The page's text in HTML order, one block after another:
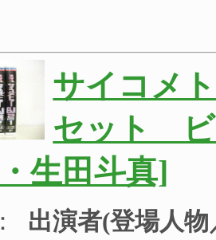
サイコメ
セット ビ
生田斗真]
出演者(登場人